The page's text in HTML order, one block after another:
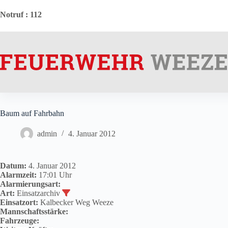
Inhalt
Notruf: 112
Baum auf Fahrbahn
admin 4. Januar 2012
Datum: 4. Januar 2012
Alarmzeit: 17:01 Uhr
Alarmierungsart:
Art: Einsatzarchiv
Einsatzort: Kalbecker Weg Weeze
Mannschaftsstärke:
Fahrzeuge: